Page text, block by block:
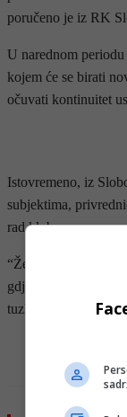
poručeno je iz RK
U narednom
kojem će se birati
očuvati kontinuitet
Istovremeno, iz
subjektima,
rad kluba.
“Želimo nastaviti
gdje joj je i mjesto –
tuzlanskog kluba.